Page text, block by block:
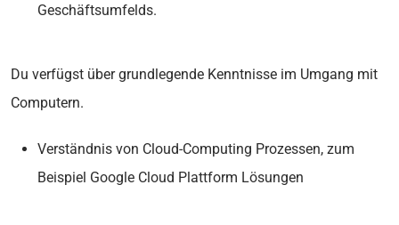
Geschäftsumfelds.
Du verfügst über grundlegende Kenntnisse im Umgang mit
Computern.
Verständnis von Cloud-Computing Prozessen, zum
Beispiel Google Cloud Plattform Lösungen